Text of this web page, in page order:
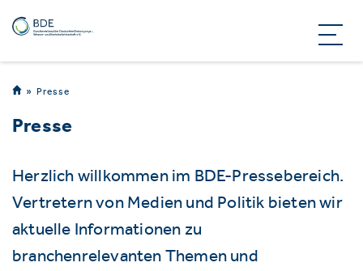
Presse
Presse
Herzlich willkommen im BDE-Pressebereich.
Vertretern von Medien und Politik bieten wir
aktuelle Informationen zu
branchenrelevanten Themen und